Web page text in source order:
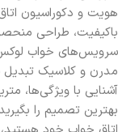
هویت و دکوراسیون
باکیفیت، طراحی
سرویس‌های خواب لوکس
مدرن و کلاسیک
آشنایی با ویژگی‌ها،
بهترین تصمیم را